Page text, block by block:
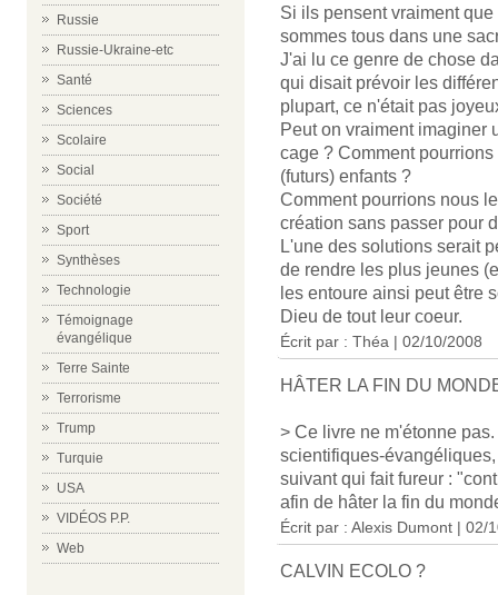
Russie
Russie-Ukraine-etc
Santé
Sciences
Scolaire
Social
Société
Sport
Synthèses
Technologie
Témoignage
évangélique
Terre Sainte
Terrorisme
Trump
Turquie
USA
VIDÉOS P.P.
Web
Si ils pensent vraiment
sommes tous dans une
J'ai lu ce genre de chose
qui disait prévoir les
plupart, ce n'était pas
Peut on vraiment imaginer
cage ? Comment
(futurs) enfants ?
Comment pourrions nous
création sans passer pour
L'une des solutions serait
de rendre les plus jeunes
les entoure ainsi peut être
Dieu de tout leur coeur.
Écrit par : Théa | 02/10/2008
HÂTER LA FIN DU
> Ce livre ne m'étonne
scientifiques-
suivant qui fait fureur :
afin de hâter la fin du
Écrit par : Alexis Dumont | 02/
CALVIN ECOLO ?